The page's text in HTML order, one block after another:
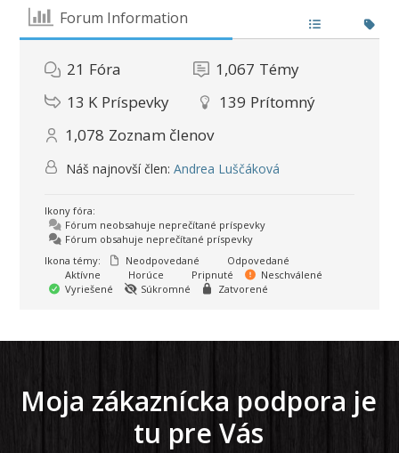
Forum Information
21 Fóra 1,067 Témy
13 K Príspevky 139 Prítomný
1,078 Zoznam členov
Náš najnovší člen:Andrea Luščáková
Ikony fóra:
Fórum neobsahuje neprečítané príspevky
Fórum obsahuje neprečítané príspevky
Ikona témy:
Neodpovedané
Odpovedané
Aktívne
Horúce Pripnuté
Neschválené
Vyriešené
Súkromné Zatvorené
Moja zákaznícka podpora je
tu pre Vás